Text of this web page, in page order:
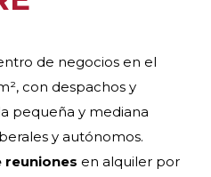
de negocios en el
con despachos y
pequeña y mediana
y autónomos.
reuniones en alquiler por